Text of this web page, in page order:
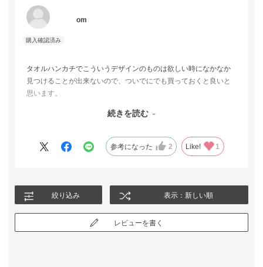
om
タオルハンカチでこういうデザインのものは欲しい時になかなか
見つけることが出来ないので、ついでにでも買っておくと良いと
思います。
りしてても、綺麗な刺繍の白いコットンハンカチではちょっと…
られると思います。
私の場合は喪主で緊張して式前に何度もおトイレに立ったので助
ていたと思います。
続きを読む
参考になった 2 Like! 1
絞り込み 表示：新しい順
レビューを書く